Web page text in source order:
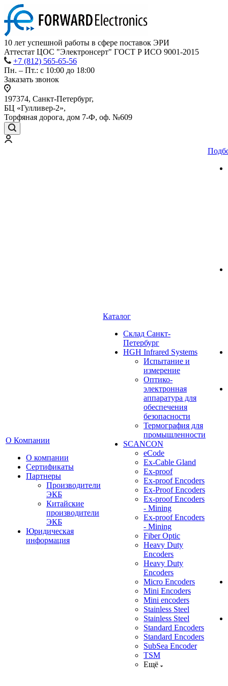
10 лет успешной работы в сфере поставок ЭРИ
Аттестат ЦОС "Электронсерт" ГОСТ Р ИСО 9001-2015
+7 (812) 565-65-56
Пн. – Пт.: с 10:00 до 18:00
Заказать звонок
197374, Санкт-Петербург,
БЦ «Гулливер-2»,
Торфяная дорога, дом 7-Ф, оф. №609
О Компании
О компании
Сертификаты
Партнеры
Производители
ЭКБ
Китайские
производители
ЭКБ
Юридическая
информация
Каталог
Cклад Санкт-
Петербург
HGH Infrared Systems
Испытание и
измерение
Оптико-
электронная
аппаратура для
обеспечения
безопасности
Термография для
промышленности
SCANCON
eCode
Ex-Cable Gland
Ex-proof
Ex-proof Encoders
Ex-Proof Encoders
Ex-proof Encoders
- Mining
Ex-proof Encoders
- Mining
Fiber Optic
Heavy Duty
Encoders
Heavy Duty
Encoders
Micro Encoders
Mini Encoders
Mini encoders
Stainless Steel
Stainless Steel
Standard Encoders
Standard Encoders
SubSea Encoder
TSM
Ещё